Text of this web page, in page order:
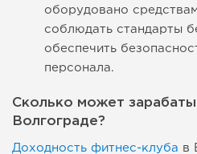
оборудовано
соблюдать стандарты
обеспечить
персонала.
Сколько может
Волгограде?
Доходность фитнес-клуба в